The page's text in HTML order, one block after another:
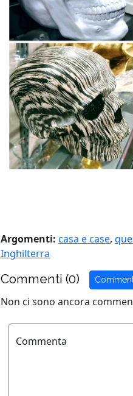
Argomenti: casa e case,
Inghilterra
Commenti (0)
Non ci sono ancora
Commenta